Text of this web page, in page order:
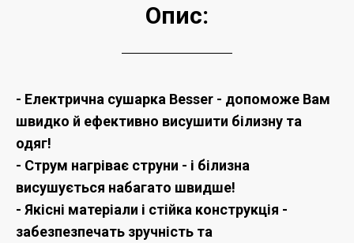
Опис:
- Електрична сушарка Besser - допоможе Вам
швидко й ефективно висушити білизну та
одяг!
- Струм нагріває струни - і білизна
висушується набагато швидше!
- Якісні матеріали і стійка конструкція -
забезпезпечать зручність та